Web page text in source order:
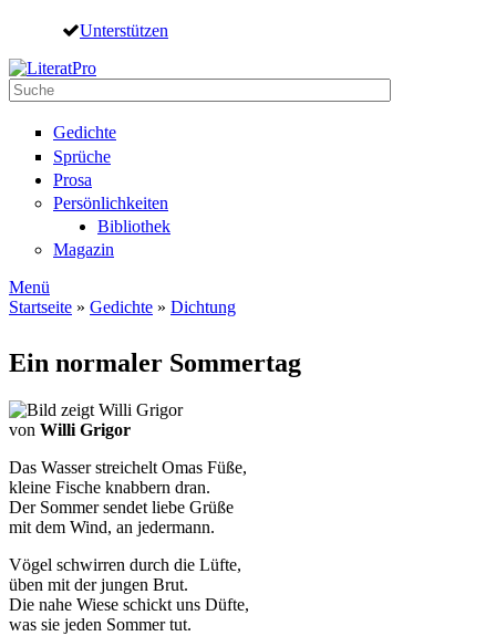
Direkt zum Inhalt
Unterstützen
Suche
Gedichte
Sprüche
Prosa
Persönlichkeiten
Bibliothek
Magazin
Menü
Startseite » Gedichte » Dichtung
Ein normaler Sommertag
von Willi Grigor
Das Wasser streichelt Omas Füße,
kleine Fische knabbern dran.
Der Sommer sendet liebe Grüße
mit dem Wind, an jedermann.
Vögel schwirren durch die Lüfte,
üben mit der jungen Brut.
Die nahe Wiese schickt uns Düfte,
was sie jeden Sommer tut.